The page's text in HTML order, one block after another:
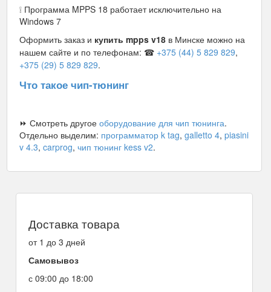
❕ Программа MPPS 18 работает исключительно на
Windows 7
Оформить заказ и купить mpps v18 в Минске можно на
нашем сайте и по телефонам: ☎ +375 (44) 5 829 829,
+375 (29) 5 829 829.
Что такое чип-тюнинг
⏩ Смотреть другое оборудование для чип тюнинга.
Отдельно выделим: программатор k tag, galletto 4, piasini
v 4.3, carprog, чип тюнинг kess v2.
Доставка товара
от 1 до 3 дней
Самовывоз
с 09:00 до 18:00